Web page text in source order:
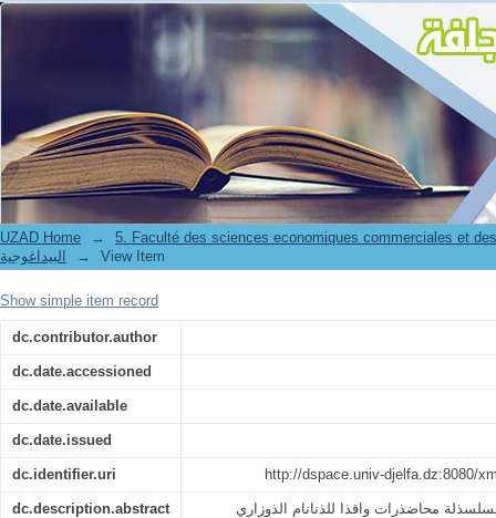
محاضرات في مقياس: المحاسبة المالية المعمقة
UZAD Home →
5. Faculté des sciences economiques commerciales et
البيداغوجية
→ View Item
Show simple item record
dc.contributor.author
dc.date.accessioned
dc.date.available
dc.date.issued
dc.identifier.uri http://dspace.univ-djelfa.dz:8080/
dc.description.abstract
محاضذرات واقذا للذنانام الذوزاري